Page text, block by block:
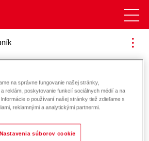
za energiu a životné
prostredie
na správne fungovanie našej stránky,
reklám, poskytovanie funkcií sociálnych médií a na
o používaní našej stránky tiež zdieľame s
reklamnými a analytickými partnermi.
Nastavenia súborov cookie